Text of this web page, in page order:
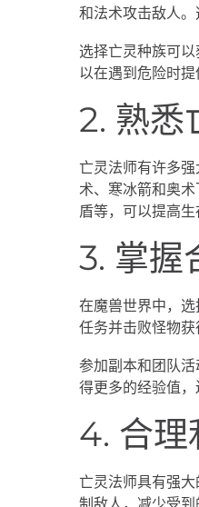
和法术攻击敌人。
选择亡灵种族可
以在遇到危险时
2. 熟悉
亡灵法师有许多
术、寒冰箭和奥
盾等，可以提高
3. 掌握
在魔兽世界中，
任务并击败怪物
参加副本和团队
得更多的经验值，
4. 合理
亡灵法师具有强
制敌人，减少受到